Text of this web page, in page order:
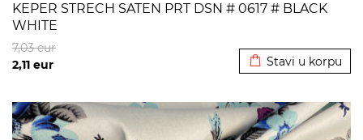
KEPER STRECH SATEN PRT DSN # 0617 # BLACK
WHITE
2,11 eur
7,03eur
Stavi u korpu